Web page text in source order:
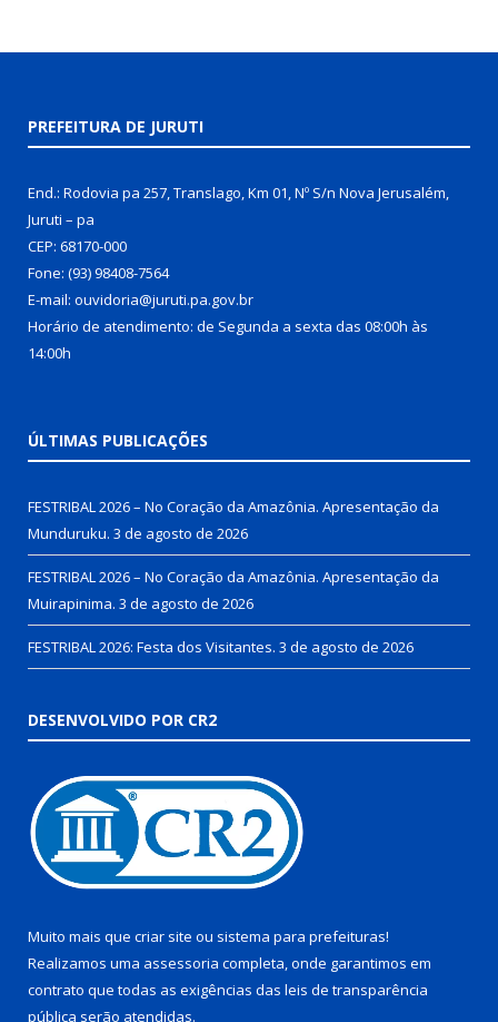
PREFEITURA DE JURUTI
End.: Rodovia pa 257, Translago, Km 01, Nº S/n Nova Jerusalém,
Juruti – pa
CEP: 68170-000
Fone: (93) 98408-7564
E-mail: ouvidoria@juruti.pa.gov.br
Horário de atendimento: de Segunda a sexta das 08:00h às
14:00h
ÚLTIMAS PUBLICAÇÕES
FESTRIBAL 2026 – No Coração da Amazônia. Apresentação da
Munduruku. 3 de agosto de 2026
FESTRIBAL 2026 – No Coração da Amazônia. Apresentação da
Muirapinima. 3 de agosto de 2026
FESTRIBAL 2026: Festa dos Visitantes. 3 de agosto de 2026
DESENVOLVIDO POR CR2
Muito mais que criar site ou sistema para prefeituras!
Realizamos uma assessoria completa, onde garantimos em
contrato que todas as exigências das leis de transparência
pública serão atendidas.